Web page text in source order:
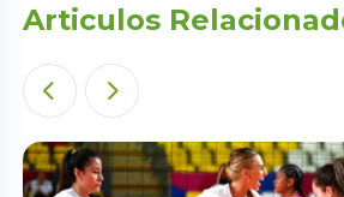
Articulos